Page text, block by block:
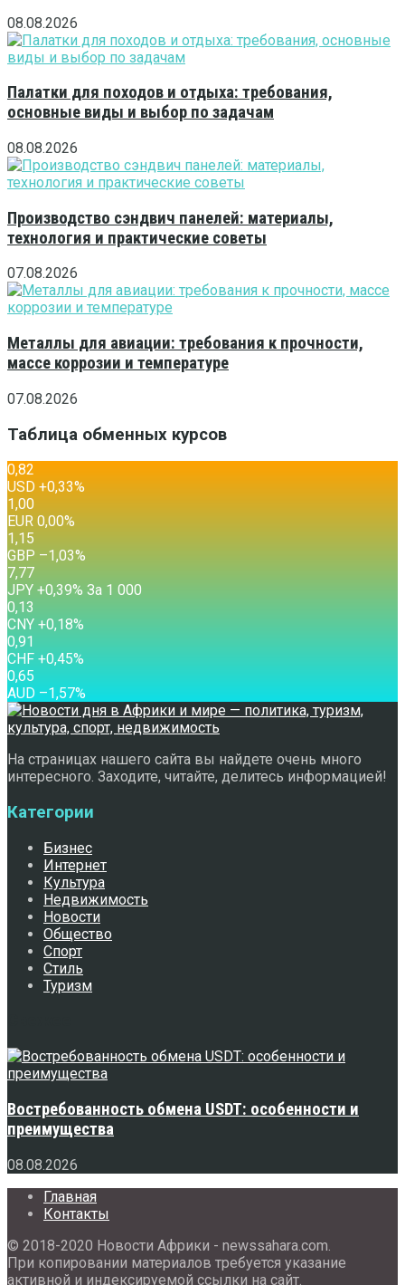
08.08.2026
Палатки для походов и отдыха: требования,
основные виды и выбор по задачам
08.08.2026
Производство сэндвич панелей: материалы,
технология и практические советы
07.08.2026
Металлы для авиации: требования к прочности,
массе коррозии и температуре
07.08.2026
Таблица обменных курсов
0,82
USD +0,33%
1,00
EUR 0,00%
1,15
GBP –1,03%
7,77
JPY +0,39% За 1 000
0,13
CNY +0,18%
0,91
CHF +0,45%
0,65
AUD –1,57%
На страницах нашего сайта вы найдете очень много
интересного. Заходите, читайте, делитесь информацией!
Категории
Бизнес
Интернет
Культура
Недвижимость
Новости
Общество
Спорт
Стиль
Туризм
Востребованность обмена USDT: особенности и
преимущества
08.08.2026
Главная
Контакты
© 2018-2020 Новости Африки - newssahara.com.
При копировании материалов требуется указание
активной и индексируемой ссылки на сайт.